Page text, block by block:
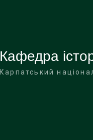
Кафедра
Карпатський